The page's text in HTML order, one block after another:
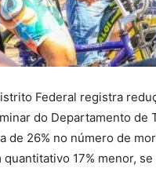
Federal registra
do Departamento de
de 26% no número de
17% menor, se